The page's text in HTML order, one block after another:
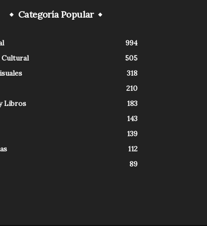
Categoría Popular
994
505
318
210
Libros
183
143
139
112
89